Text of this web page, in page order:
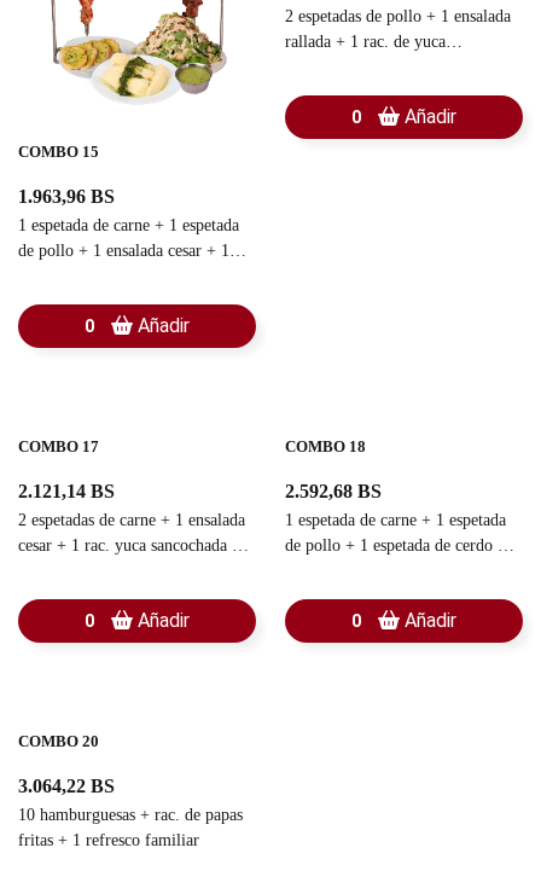
COMBO 15
1.963,96 BS
1 espetada de carne + 1 espetada
de pollo + 1 ensalada cesar + 1
con ajo + 1 guasacaca
0 Añadir
2 espetadas de pollo + 1 ensalada
rallada + 1 rac. de yuca
1 guasacaca
0 Añadir
COMBO 17
2.121,14 BS
2 espetadas de carne + 1 ensalada
cesar + 1 rac. yuca sancochada +
0 Añadir
COMBO 18
2.592,68 BS
1 espetada de carne + 1 espetada
de pollo + 1 espetada de cerdo + 1
sancochada + rac. pan con ajo
0 Añadir
COMBO 20
3.064,22 BS
10 hamburguesas + rac. de papas
fritas + 1 refresco familiar